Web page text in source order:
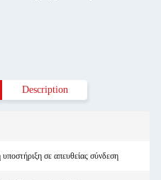
Description
υποστήριξη σε απευθείας σύνδεση